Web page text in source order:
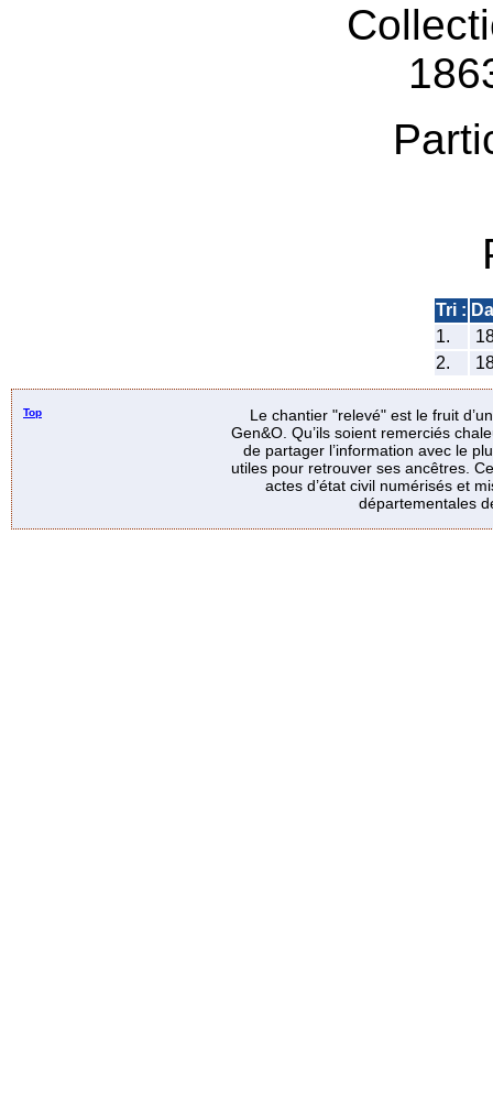
Tri :
1.
2.
Top
Le chantier "relevé" est le fruit
Gen&O. Qu’ils soient remerciés
de partager l’information avec le
utiles pour retrouver ses ancêtres.
actes d’état civil numérisés et
départementales